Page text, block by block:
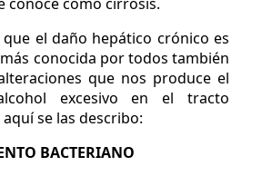
el daño hepático crónico es
conocida por todos también
que nos produce el
excesivo en el tracto
se las describo:
BACTERIANO